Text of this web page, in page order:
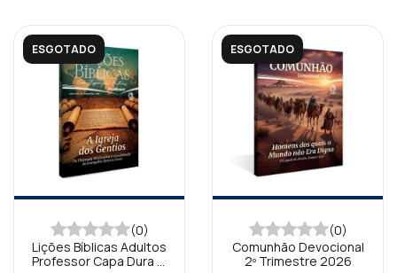
ESGOTADO
(0)
Lições Bíblicas Adultos
Professor Capa Dura 3º
ESGOTADO
(0)
Comunhão Devocional
2º Trimestre 2026